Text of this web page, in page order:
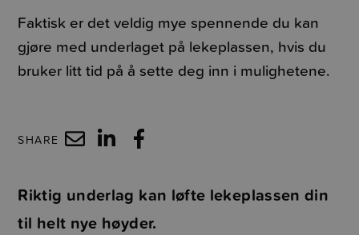
Faktisk er det veldig mye spennende du kan
gjøre med underlaget på lekeplassen, hvis du
bruker litt tid på å sette deg inn i mulighetene.
SHARE
Riktig underlag kan løfte lekeplassen din
til helt nye høyder.